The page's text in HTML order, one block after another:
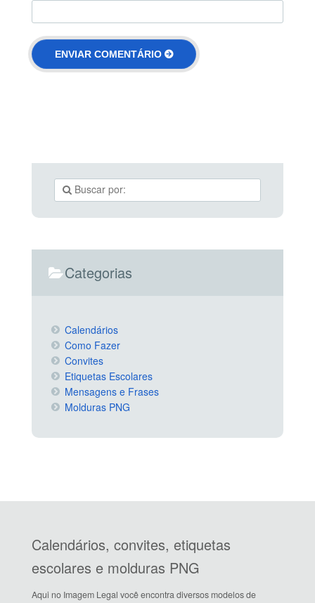
Categorias
Calendários
Como Fazer
Convites
Etiquetas Escolares
Mensagens e Frases
Molduras PNG
Calendários, convites, etiquetas
escolares e molduras PNG
Aqui no Imagem Legal você encontra diversos modelos de